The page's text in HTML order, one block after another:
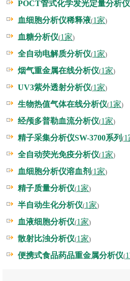
POCT管式化学发光定量分析仪
血细胞分析仪稀释液(1家)
血糖分析仪(1家)
全自动电解质分析仪(1家)
烟气重金属在线分析仪(1家)
UV3紫外透射分析仪(1家)
生物热值气体在线分析仪(1家)
经颅多普勒血流分析仪(1家)
精子采集分析仪SW-3700系列 (1
全自动荧光免疫分析仪(1家)
血细胞分析仪溶血剂 (1家)
精子质量分析仪(1家)
半自动生化分析仪(1家)
血液细胞分析仪(1家)
散射比浊分析仪(1家)
便携式食品药品重金属分析仪(